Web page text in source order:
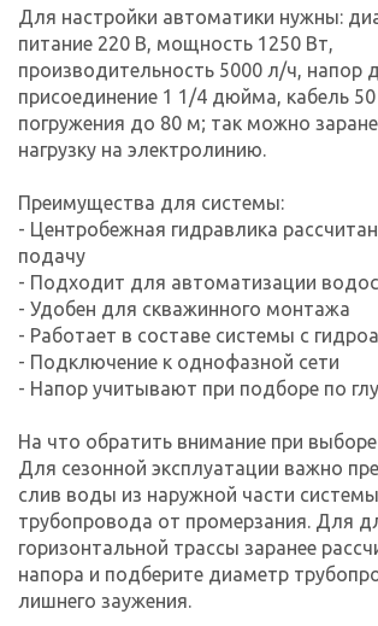
Для настройки автоматики нужны:
питание 220 В, мощность 1250 Вт,
производительность 5000 л/ч, напор
присоединение 1 1/4 дюйма, кабель 50
погружения до 80 м; так можно
нагрузку на электролинию.
Преимущества для системы:
- Центробежная гидравлика
подачу
- Подходит для автоматизации
- Удобен для скважинного монтажа
- Работает в составе системы с
- Подключение к однофазной сети
- Напор учитывают при подборе по
На что обратить внимание при
Для сезонной эксплуатации важно
слив воды из наружной части
трубопровода от промерзания. Для
горизонтальной трассы заранее
напора и подберите диаметр
лишнего заужения.